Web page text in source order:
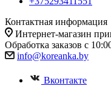
Контактная информация
Интернет-магазин
Обработка заказов с
info@koreanka.by
Вконтакте